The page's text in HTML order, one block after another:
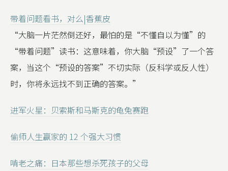
带着问题看书，对么|香蕉皮
“大脑一片茫然倒还好，最怕的是“不懂自以为懂”的
“带着问题”读书：这意味着，你大脑“预设”了一个答
案，当这个“预设的答案”不切实际（反科学或反人性）
时，你将永远找不到正确的答案。”
进军火星：贝索斯和马斯克的龟兔赛跑
偷师人生赢家的 12 个强大习惯
啃老之痛：日本那些想杀死孩子的父母